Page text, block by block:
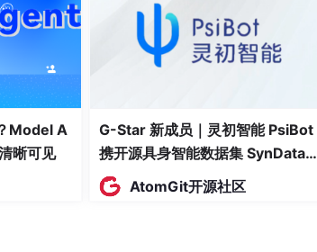
将其重构为独立的微服务网关或通过标准的远
接混入公司的聚簇业务核心代码树中。
线
为了确保候选人在长周期的职业卡位中沉稳出
洞来掩盖系统设计坏账
Model A
晰可见
G-Star 新成员｜灵初智能 PsiBot
携开源具身智能数据集 SynData
入驻 AtomGit
AtomGit开源社区